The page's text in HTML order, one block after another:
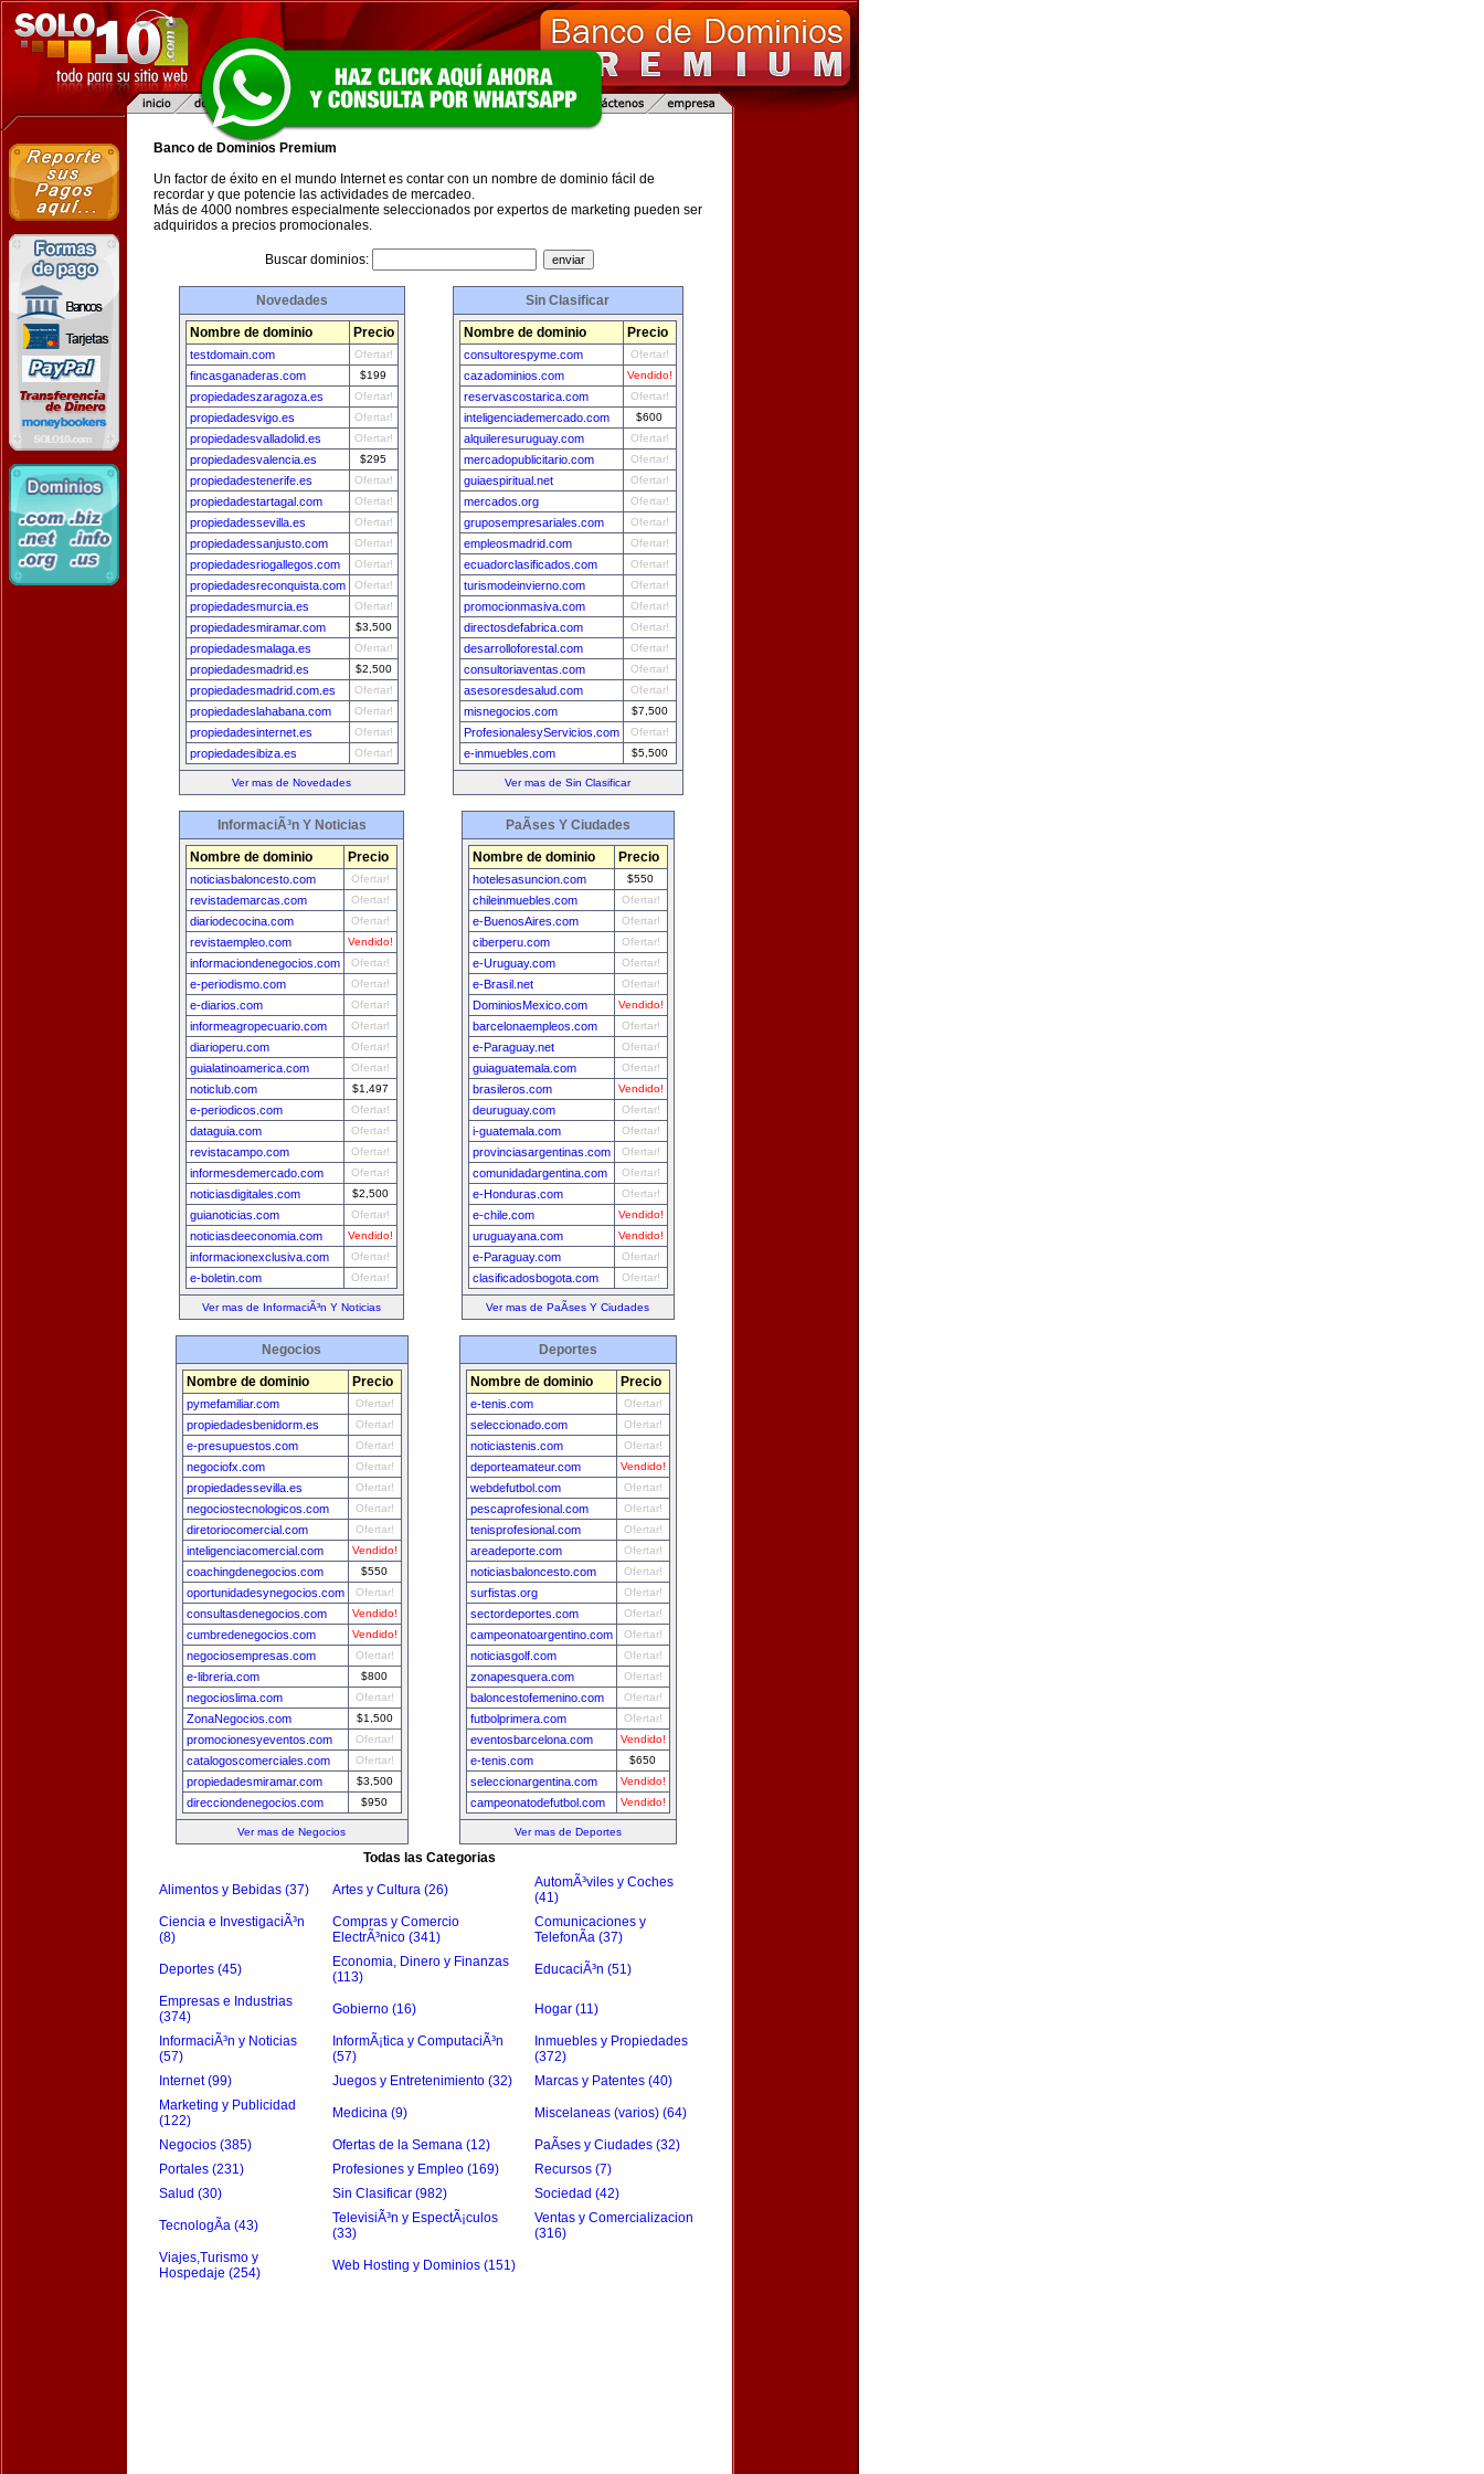
Banco de Dominios Premium
Un factor de éxito en el mundo Internet es contar con un nombre de dominio fácil de
recordar y que potencie las actividades de mercadeo.
Más de 4000 nombres especialmente seleccionados por expertos de marketing pueden ser
adquiridos a precios promocionales.
Buscar dominios:
Novedades
Nombre de dominio Precio
testdomain.com Ofertar!
fincasganaderas.com $199
propiedadeszaragoza.es Ofertar!
propiedadesvigo.es Ofertar!
propiedadesvalladolid.es Ofertar!
propiedadesvalencia.es $295
propiedadestenerife.es Ofertar!
propiedadestartagal.com Ofertar!
propiedadessevilla.es Ofertar!
propiedadessanjusto.com Ofertar!
propiedadesriogallegos.com Ofertar!
propiedadesreconquista.com Ofertar!
propiedadesmurcia.es Ofertar!
propiedadesmiramar.com $3,500
propiedadesmalaga.es Ofertar!
propiedadesmadrid.es $2,500
propiedadesmadrid.com.es Ofertar!
propiedadeslahabana.com Ofertar!
propiedadesinternet.es Ofertar!
propiedadesibiza.es Ofertar!
Ver mas de Novedades
Sin Clasificar
Nombre de dominio Precio
consultorespyme.com Ofertar!
cazadominios.com Vendido!
reservascostarica.com Ofertar!
inteligenciademercado.com $600
alquileresuruguay.com Ofertar!
mercadopublicitario.com Ofertar!
guiaespiritual.net Ofertar!
mercados.org Ofertar!
gruposempresariales.com Ofertar!
empleosmadrid.com Ofertar!
ecuadorclasificados.com Ofertar!
turismodeinvierno.com Ofertar!
promocionmasiva.com Ofertar!
directosdefabrica.com Ofertar!
desarrolloforestal.com Ofertar!
consultoriaventas.com Ofertar!
asesoresdesalud.com Ofertar!
misnegocios.com $7,500
ProfesionalesyServicios.com Ofertar!
e-inmuebles.com $5,500
Ver mas de Sin Clasificar
InformaciÃ³n Y Noticias
Nombre de dominio Precio
noticiasbaloncesto.com Ofertar!
revistademarcas.com Ofertar!
diariodecocina.com Ofertar!
revistaempleo.com Vendido!
informaciondenegocios.com Ofertar!
e-periodismo.com Ofertar!
e-diarios.com Ofertar!
informeagropecuario.com Ofertar!
diarioperu.com Ofertar!
guialatinoamerica.com Ofertar!
noticlub.com $1,497
e-periodicos.com Ofertar!
dataguia.com Ofertar!
revistacampo.com Ofertar!
informesdemercado.com Ofertar!
noticiasdigitales.com $2,500
guianoticias.com Ofertar!
noticiasdeeconomia.com Vendido!
informacionexclusiva.com Ofertar!
e-boletin.com Ofertar!
Ver mas de InformaciÃ³n Y Noticias
PaÃ­ses Y Ciudades
Nombre de dominio Precio
hotelesasuncion.com $550
chileinmuebles.com Ofertar!
e-BuenosAires.com Ofertar!
ciberperu.com Ofertar!
e-Uruguay.com Ofertar!
e-Brasil.net Ofertar!
DominiosMexico.com Vendido!
barcelonaempleos.com Ofertar!
e-Paraguay.net Ofertar!
guiaguatemala.com Ofertar!
brasileros.com Vendido!
deuruguay.com Ofertar!
i-guatemala.com Ofertar!
provinciasargentinas.com Ofertar!
comunidadargentina.com Ofertar!
e-Honduras.com Ofertar!
e-chile.com Vendido!
uruguayana.com Vendido!
e-Paraguay.com Ofertar!
clasificadosbogota.com Ofertar!
Ver mas de PaÃ­ses Y Ciudades
Negocios
Nombre de dominio Precio
pymefamiliar.com Ofertar!
propiedadesbenidorm.es Ofertar!
e-presupuestos.com Ofertar!
negociofx.com Ofertar!
propiedadessevilla.es Ofertar!
negociostecnologicos.com Ofertar!
diretoriocomercial.com Ofertar!
inteligenciacomercial.com Vendido!
coachingdenegocios.com $550
oportunidadesynegocios.com Ofertar!
consultasdenegocios.com Vendido!
cumbredenegocios.com Vendido!
negociosempresas.com Ofertar!
e-libreria.com $800
negocioslima.com Ofertar!
ZonaNegocios.com $1,500
promocionesyeventos.com Ofertar!
catalogoscomerciales.com Ofertar!
propiedadesmiramar.com $3,500
direcciondenegocios.com $950
Ver mas de Negocios
Deportes
Nombre de dominio Precio
e-tenis.com Ofertar!
seleccionado.com Ofertar!
noticiastenis.com Ofertar!
deporteamateur.com Vendido!
webdefutbol.com Ofertar!
pescaprofesional.com Ofertar!
tenisprofesional.com Ofertar!
areadeporte.com Ofertar!
noticiasbaloncesto.com Ofertar!
surfistas.org Ofertar!
sectordeportes.com Ofertar!
campeonatoargentino.com Ofertar!
noticiasgolf.com Ofertar!
zonapesquera.com Ofertar!
baloncestofemenino.com Ofertar!
futbolprimera.com Ofertar!
eventosbarcelona.com Vendido!
e-tenis.com $650
seleccionargentina.com Vendido!
campeonatodefutbol.com Vendido!
Ver mas de Deportes
Todas las Categorias
Alimentos y Bebidas (37) Artes y Cultura (26)
AutomÃ³viles y Coches
(41)
Ciencia e InvestigaciÃ³n
(8)
Compras y Comercio
ElectrÃ³nico (341)
Comunicaciones y
TelefonÃ­a (37)
Deportes (45)
Economia, Dinero y Finanzas
(113)
EducaciÃ³n (51)
Empresas e Industrias
(374)
Gobierno (16) Hogar (11)
InformaciÃ³n y Noticias
(57)
InformÃ¡tica y ComputaciÃ³n
(57)
Inmuebles y Propiedades
(372)
Internet (99)
Juegos y Entretenimiento (32)
Marcas y Patentes (40)
Marketing y Publicidad
(122)
Medicina (9) Miscelaneas (varios) (64)
Negocios (385) Ofertas de la Semana (12)
PaÃ­ses y Ciudades (32)
Portales (231)
Profesiones y Empleo (169)
Recursos (7)
Salud (30)
Sin Clasificar (982) Sociedad (42)
TecnologÃ­a (43)
TelevisiÃ³n y EspectÃ¡culos
(33)
Ventas y Comercializacion
(316)
Viajes,Turismo y
Hospedaje (254)
Web Hosting y Dominios (151)